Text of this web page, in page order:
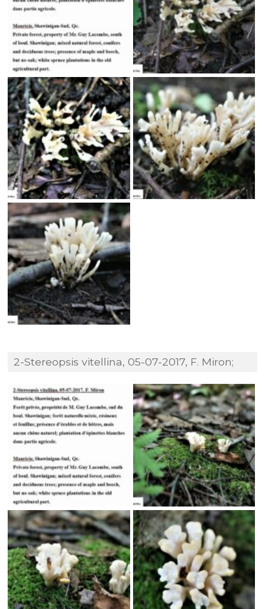
2-Stereopsis vitellina, 05-07-2017, F. Miron;